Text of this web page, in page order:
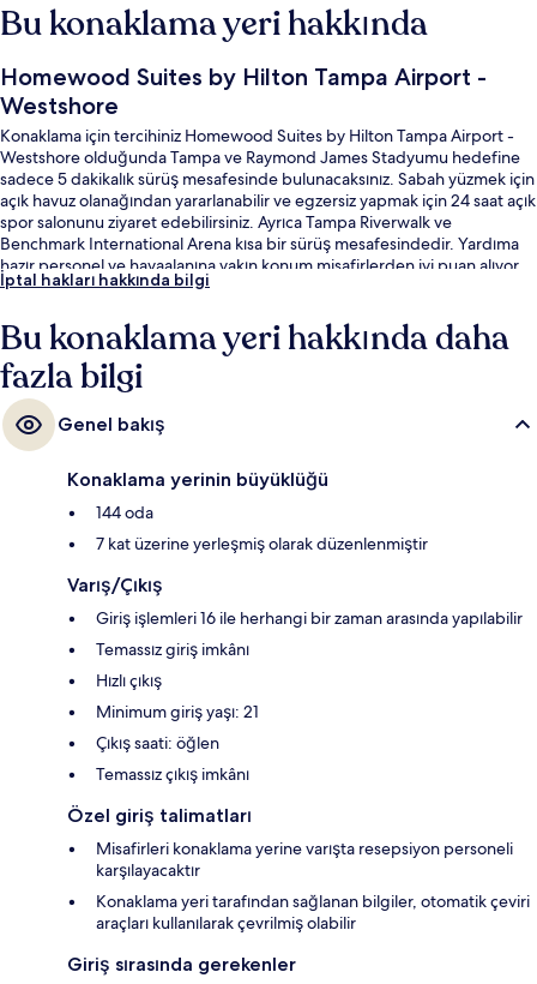
Bu konaklama yeri hakkında
Homewood Suites by Hilton Tampa Airport -
Westshore
Konaklama için tercihiniz Homewood Suites by Hilton Tampa Airport -
Westshore olduğunda Tampa ve Raymond James Stadyumu hedefine
sadece 5 dakikalık sürüş mesafesinde bulunacaksınız. Sabah yüzmek için
açık havuz olanağından yararlanabilir ve egzersiz yapmak için 24 saat açık
spor salonunu ziyaret edebilirsiniz. Ayrıca Tampa Riverwalk ve
Benchmark International Arena kısa bir sürüş mesafesindedir. Yardıma
hazır personel ve havaalanına yakın konum misafirlerden iyi puan alıyor.
İptal hakları hakkında bilgi
Bu konaklama yeri hakkında daha
fazla bilgi
Genel bakış
Konaklama yerinin büyüklüğü
144 oda
7 kat üzerine yerleşmiş olarak düzenlenmiştir
Varış/Çıkış
Giriş işlemleri 16 ile herhangi bir zaman arasında yapılabilir
Temassız giriş imkânı
Hızlı çıkış
Minimum giriş yaşı: 21
Çıkış saati: öğlen
Temassız çıkış imkânı
Özel giriş talimatları
Misafirleri konaklama yerine varışta resepsiyon personeli
karşılayacaktır
Konaklama yeri tarafından sağlanan bilgiler, otomatik çeviri
araçları kullanılarak çevrilmiş olabilir
Giriş sırasında gerekenler